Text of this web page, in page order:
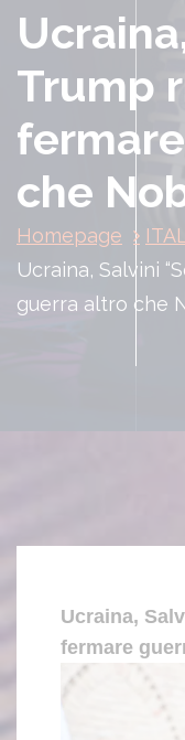
Trump
che
Homepage
Ucraina, Salvini
guerra altro che
Ucraina,
fermare